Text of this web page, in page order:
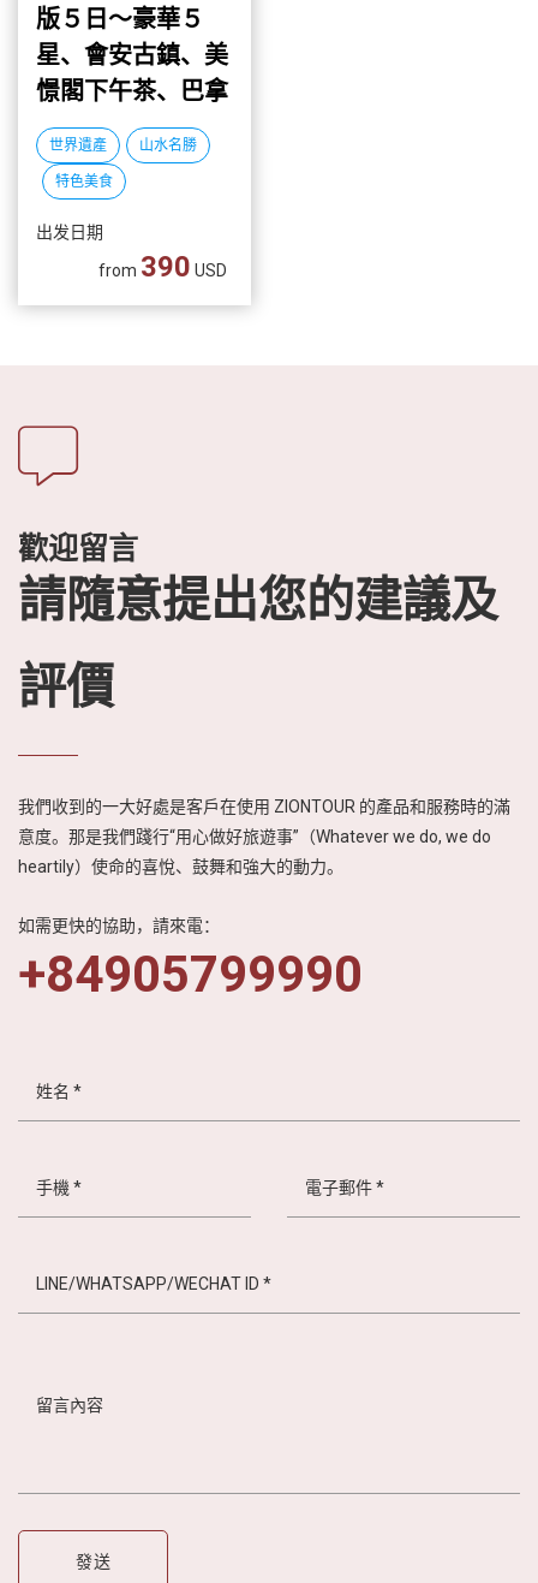
伴！
LOCAL
版５日～豪華５
星、會安古鎮、美
憬閣下午茶、巴拿
山佛手金橋、船遊
韓江、龍蝦海鮮餐
世界遺產 山水名勝
特色美食
出发日期
from 390 USD
歡迎留言
請隨意提出您的建議及
評價
我們收到的一大好處是客戶在使用 ZIONTOUR 的產品和服務時的滿
意度。那是我們踐行“用心做好旅遊事”（Whatever we do, we do
heartily）使命的喜悅、鼓舞和強大的動力。
如需更快的協助，請來電：
+84905799990